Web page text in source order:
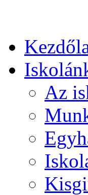
Az